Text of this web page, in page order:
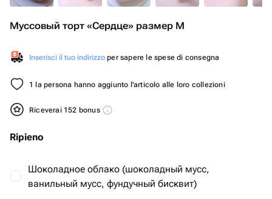
Муссовый торт «Сердце» размер М
Inserisci il tuo indirizzo per sapere le spese di consegna
1 la persona hanno aggiunto l'articolo alle loro collezioni
Riceverai 152 bonus
Ripieno
Шоколадное облако (шоколадный мусс,
ванильный мусс, фундучный бисквит)